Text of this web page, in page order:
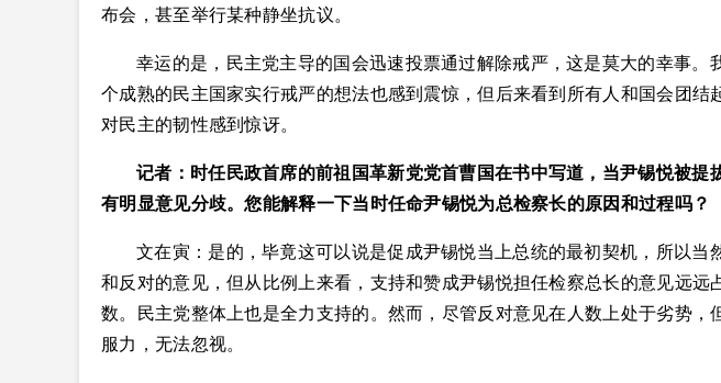
布会，甚至举行某种静坐抗议。
幸运的是，民主党主导的国会迅速投票通过解除戒严，这是莫大的幸事。
个成熟的民主国家实行戒严的想法也感到震惊，但后来看到所有人和国会团结
对民主的韧性感到惊讶。
记者：时任民政首席的前祖国革新党党首曹国在书中写道，当尹锡悦被提
有明显意见分歧。您能解释一下当时任命尹锡悦为总检察长的原因和过程吗？
文在寅：是的，毕竟这可以说是促成尹锡悦当上总统的最初契机，所以当
和反对的意见，但从比例上来看，支持和赞成尹锡悦担任检察总长的意见远远
数。民主党整体上也是全力支持的。然而，尽管反对意见在人数上处于劣势，
服力，无法忽视。